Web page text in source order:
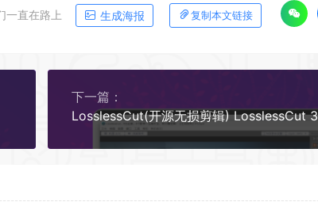
一直在路上 生成海报 复制本文链接
下一篇：